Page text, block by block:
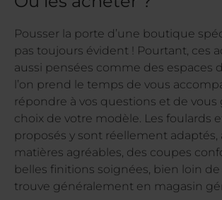
Pousser la porte d’une boutique
pas toujours évident ! Pourtant, ces
aussi pensées comme des espaces
l’on prend le temps de vous
répondre à vos questions et de vous
choix de votre modèle. Les foulards
proposés y sont réellement adaptés,
matières agréables, des coupes
belles finitions soignées, bien loin de
trouve généralement en magasin